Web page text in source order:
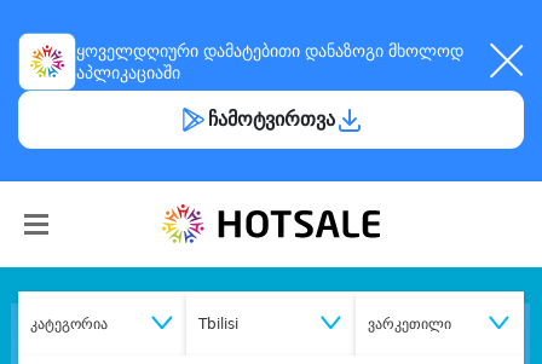
ყოველდღიური დამატებითი დანაზოგი მხოლოდ
აპლიკაციაში
ჩამოტვირთვა
კატეგორია Tbilisi ვარკეთილი